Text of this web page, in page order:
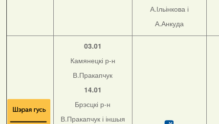
А.Ільінкова і
А.Анкуда
03.01
Камянецкі р-н
В.Пракапчук
14.01
Брэсцкі р-н
В.Пракапчук і іншыя